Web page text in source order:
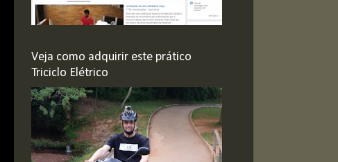
Veja como adquirir este prático
Triciclo Elétrico